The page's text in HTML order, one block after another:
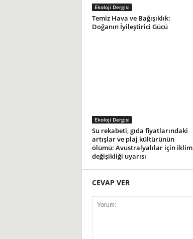
Ekoloji Dergisi
Temiz Hava ve Bağışıklık:
Doğanın İyileştirici Gücü
Ekoloji Dergisi
Su rekabeti, gıda fiyatlarındaki
artışlar ve plaj kültürünün
ölümü: Avustralyalılar için iklim
değişikliği uyarısı
CEVAP VER